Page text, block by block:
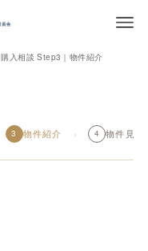
購入相談 Step3｜物件紹介
3 物件紹介 › 4 物件見学